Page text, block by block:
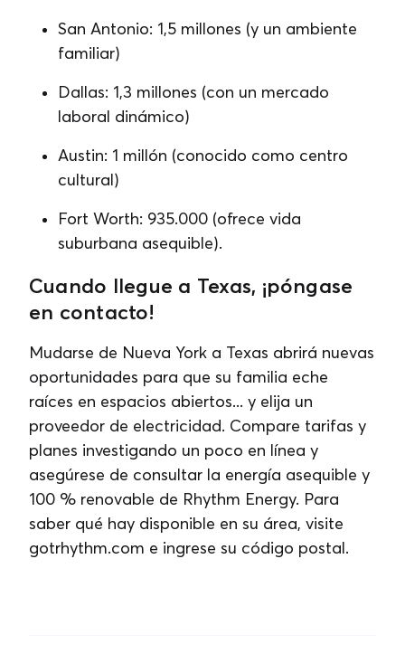
San Antonio: 1,5 millones (y un ambiente
familiar)
Dallas: 1,3 millones (con un mercado
laboral dinámico)
Austin: 1 millón (conocido como centro
cultural)
Fort Worth: 935.000 (ofrece vida
suburbana asequible).
Cuando llegue a Texas, ¡póngase
en contacto!
Mudarse de Nueva York a Texas abrirá nuevas
oportunidades para que su familia eche
raíces en espacios abiertos... y elija un
proveedor de electricidad. Compare tarifas y
planes investigando un poco en línea y
asegúrese de consultar la energía asequible y
100 % renovable de Rhythm Energy. Para
saber qué hay disponible en su área, visite
gotrhythm.com e ingrese su código postal.